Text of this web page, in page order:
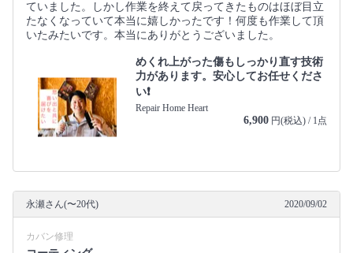
ていました。しかし作業を終えて戻ってきたものはほぼ目立
たなくなっていて本当に嬉しかったです！何度も作業して頂
いたみたいです。本当にありがとうございました。
めくれ上がった傷もしっかり直す技術
力があります。安心してお任せくださ
い❗️
Repair Home Heart
6,900 円(税込) / 1点
永瀬さん(〜20代) 2020/09/02
カバン修理